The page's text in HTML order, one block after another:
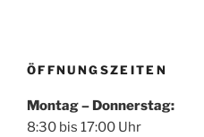
ÖFFNUNGSZEITEN
Montag – Donnerstag:
8:30 bis 17:00 Uhr